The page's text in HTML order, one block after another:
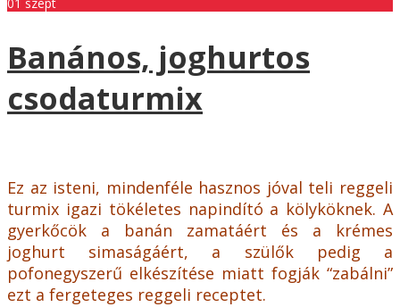
Banános, joghurtos
csodaturmix
Ez az isteni, mindenféle hasznos jóval teli reggeli
turmix igazi tökéletes napindító a kölyköknek. A
gyerkőcök a banán zamatáért és a krémes
joghurt simaságáért, a szülők pedig a
pofonegyszerű elkészítése miatt fogják “zabálni”
ezt a fergeteges reggeli receptet.